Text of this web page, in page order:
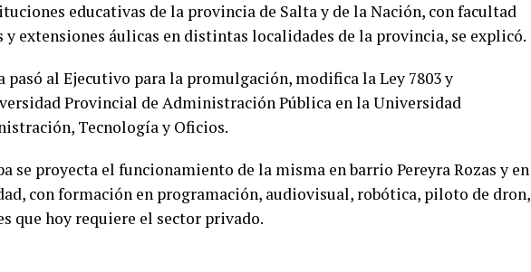
educativas de la provincia de Salta y de la Nación, con facultad
y extensiones áulicas en distintas localidades de la provincia, se explicó.
pasó al Ejecutivo para la promulgación, modifica la Ley 7803 y
Provincial de Administración Pública en la Universidad
Tecnología y Oficios.
se proyecta el funcionamiento de la misma en barrio Pereyra Rozas y en
con formación en programación, audiovisual, robótica, piloto de dron,
que hoy requiere el sector privado.